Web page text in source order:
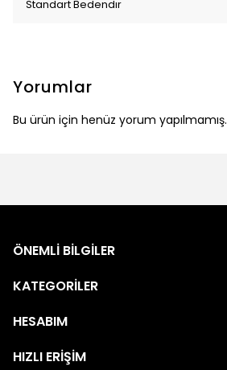
Standart Bedendır
Yorumlar
Bu ürün için henüz yorum yapılmamış.
ÖNEMLİ BİLGİLER
KATEGORİLER
HESABIM
HIZLI ERİŞİM